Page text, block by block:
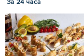
За 24 часа